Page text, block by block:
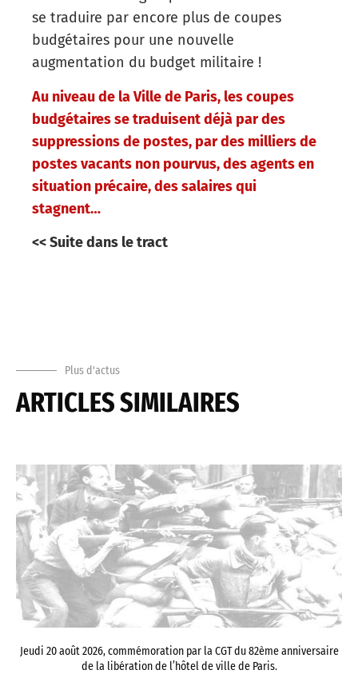
se traduire par encore plus de coupes
budgétaires pour une nouvelle
augmentation du budget militaire !
Au niveau de la Ville de Paris, les coupes
budgétaires se traduisent déjà par des
suppressions de postes, par des milliers de
postes vacants non pourvus, des agents en
situation précaire, des salaires qui
stagnent…
<< Suite dans le tract
Plus d'actus
ARTICLES SIMILAIRES
Jeudi 20 août 2026, commémoration par la CGT du 82ème anniversaire
de la libération de l’hôtel de ville de Paris.